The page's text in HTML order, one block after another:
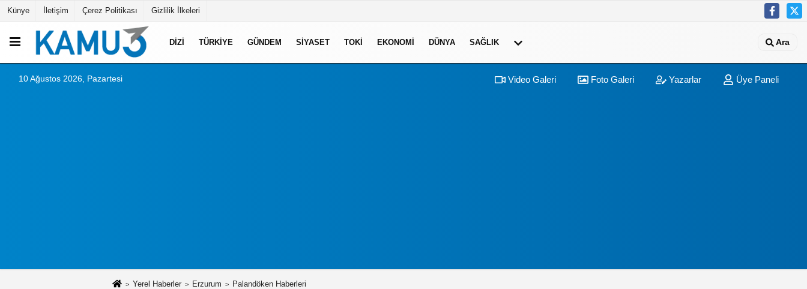
Künye İletişim Çerez Politikası Gizlilik İlkeleri
DIZI TÜRKIYE GÜNDEM SIYASET TOKI EKONOMI DÜNYA SAĞLIK Ara
10 Ağustos 2026, Pazartesi Video Galeri Foto Galeri Yazarlar Üye Paneli
Yerel Haberler Erzurum Palandöken Haberleri